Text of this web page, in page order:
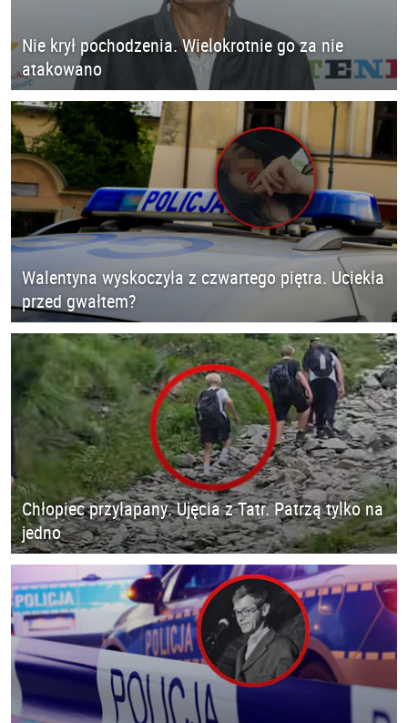
Nie krył pochodzenia. Wielokrotnie go za nie
atakowano
Walentyna wyskoczyła z czwartego piętra. Uciekła
przed gwałtem?
Chłopiec przyłapany. Ujęcia z Tatr. Patrzą tylko na
jedno